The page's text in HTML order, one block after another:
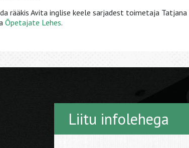
rääkis Avita inglise keele sarjadest toimetaja Tatjana
Õpetajate Lehes.
Liitu infolehega